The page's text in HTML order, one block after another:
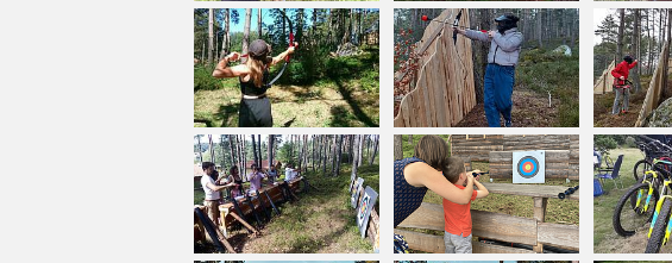
Adaptés à tous les publics (familles, enfants, adultes,
Un moment ressourçant, simple et profond à vivre
ARBRE AUX SENS
MONIER-TRESCARTES Aurélie
13 rue des écoles
42550 USSON EN FOREZ
06 88 47 80 18
arbreauxsens@gmail.com